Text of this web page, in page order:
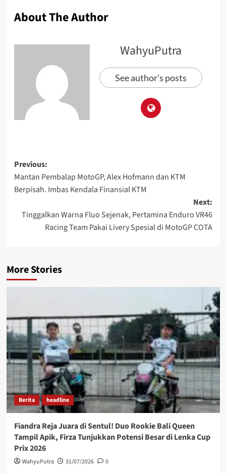
About The Author
WahyuPutra
See author's posts
Previous:
Mantan Pembalap MotoGP, Alex Hofmann dan KTM
Berpisah. Imbas Kendala Finansial KTM
Next:
Tinggalkan Warna Fluo Sejenak, Pertamina Enduro VR46
Racing Team Pakai Livery Spesial di MotoGP COTA
More Stories
Berita headline
Fiandra Reja Juara di Sentul! Duo Rookie Bali Queen
Tampil Apik, Firza Tunjukkan Potensi Besar di Lenka Cup
Prix 2026
WahyuPutra 31/07/2026 0